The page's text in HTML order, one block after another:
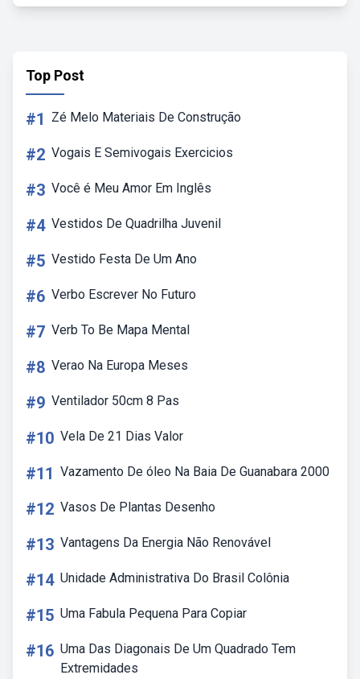
Top Post
#1 Zé Melo Materiais De Construção
#2 Vogais E Semivogais Exercicios
#3 Você é Meu Amor Em Inglês
#4 Vestidos De Quadrilha Juvenil
#5 Vestido Festa De Um Ano
#6 Verbo Escrever No Futuro
#7 Verb To Be Mapa Mental
#8 Verao Na Europa Meses
#9 Ventilador 50cm 8 Pas
#10 Vela De 21 Dias Valor
#11 Vazamento De óleo Na Baia De Guanabara 2000
#12 Vasos De Plantas Desenho
#13 Vantagens Da Energia Não Renovável
#14 Unidade Administrativa Do Brasil Colônia
#15 Uma Fabula Pequena Para Copiar
#16 Uma Das Diagonais De Um Quadrado Tem
Extremidades